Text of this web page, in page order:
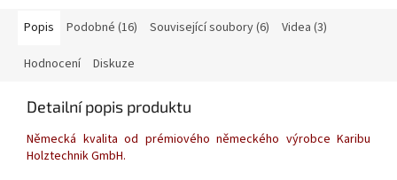
Popis Podobné (16) Související soubory (6) Videa (3)
Hodnocení Diskuze
Detailní popis produktu
Německá kvalita od prémiového německého výrobce Karibu
Holztechnik GmbH.